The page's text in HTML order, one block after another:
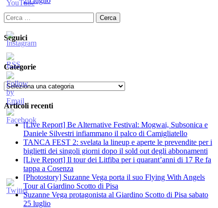
Ricerca
per:
Seguici
Categorie
Categorie
Articoli recenti
[Live Report] Be Alternative Festival: Mogwai, Subsonica e
Daniele Silvestri infiammano il palco di Camigliatello
TANCA FEST 2: svelata la lineup e aperte le prevendite per i
biglietti dei singoli giorni dopo il sold out degli abbonamenti
[Live Report] Il tour dei Litfiba per i quarant’anni di 17 Re fa
tappa a Cosenza
[Photostory] Suzanne Vega porta il suo Flying With Angels
Tour al Giardino Scotto di Pisa
Suzanne Vega protagonista al Giardino Scotto di Pisa sabato
25 luglio